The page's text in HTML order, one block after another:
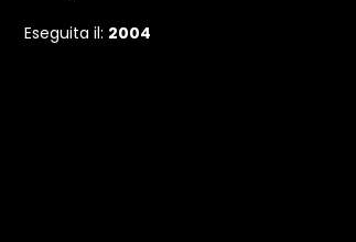
Eseguita il: 2004